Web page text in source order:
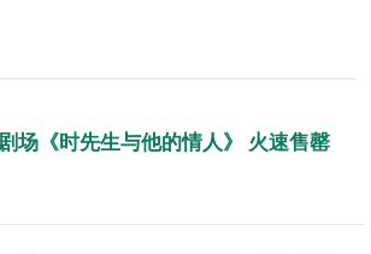
场《时先生与他的情人》 火速售罄